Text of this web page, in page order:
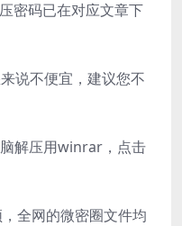
密码已在对应文章下
说不便宜，建议您不
解压用winrar，点击
全网的微密圈文件均